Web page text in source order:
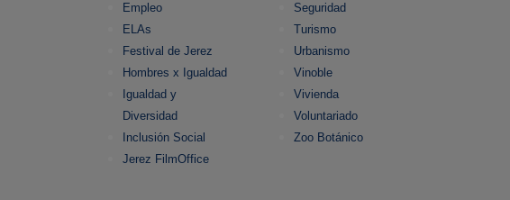
Empleo
ELAs
Festival de Jerez
Hombres x Igualdad
Igualdad y
Diversidad
Inclusión Social
Jerez FilmOffice
Seguridad
Turismo
Urbanismo
Vinoble
Vivienda
Voluntariado
Zoo Botánico